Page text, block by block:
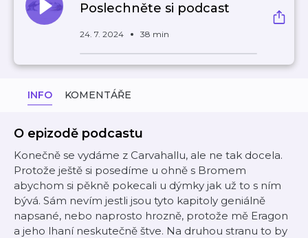
Poslechněte si podcast
24. 7. 2024 38 min
INFO KOMENTÁŘE
O epizodě podcastu
Konečně se vydáme z Carvahallu, ale ne tak docela.
Protože ještě si posedíme u ohně s Bromem
abychom si pěkně pokecali u dýmky jak už to s ním
bývá. Sám nevím jestli jsou tyto kapitoly geniálně
napsané, nebo naprosto hrozně, protože mě Eragon
a jeho lhaní neskutečně štve. Na druhou stranu to by